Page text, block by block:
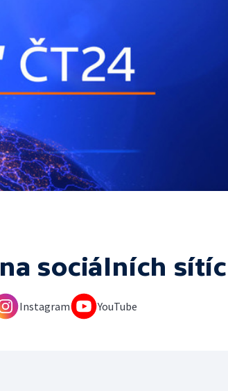
na sociálních
Instagram YouTube